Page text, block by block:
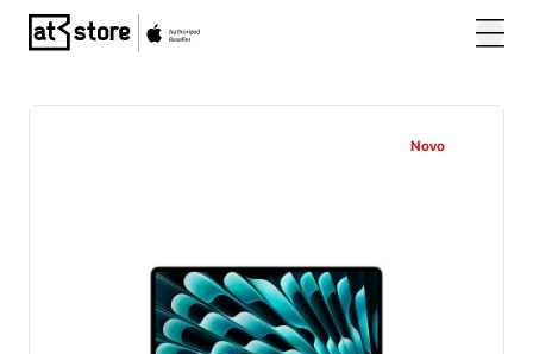
Posjetite početnu stranicu AT Store
Novo